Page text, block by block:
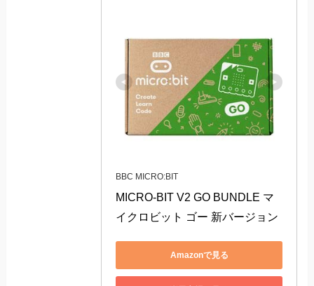
BBC MICRO:BIT
MICRO-BIT V2 GO BUNDLE マ
イクロビット ゴー 新バージョン
Amazonで見る